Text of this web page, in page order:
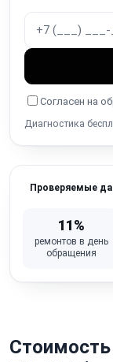
Дрейф /
Ошибки / коды
Не работает
Неисправен
Согласен на
Диагностика
Проверяемые
11%
ремонтов в день
обращения